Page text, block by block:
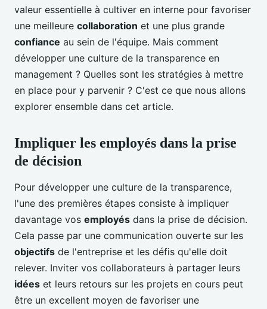
valeur essentielle à cultiver en interne pour favoriser
une meilleure collaboration et une plus grande
confiance au sein de l'équipe. Mais comment
développer une culture de la transparence en
management ? Quelles sont les stratégies à mettre
en place pour y parvenir ? C'est ce que nous allons
explorer ensemble dans cet article.
Impliquer les employés dans la prise
de décision
Pour développer une culture de la transparence,
l'une des premières étapes consiste à impliquer
davantage vos employés dans la prise de décision.
Cela passe par une communication ouverte sur les
objectifs de l'entreprise et les défis qu'elle doit
relever. Inviter vos collaborateurs à partager leurs
idées et leurs retours sur les projets en cours peut
être un excellent moyen de favoriser une